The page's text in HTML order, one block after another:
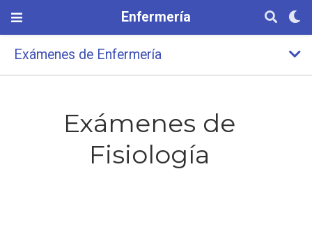
Enfermería
Exámenes de Enfermería
Exámenes de
Fisiología